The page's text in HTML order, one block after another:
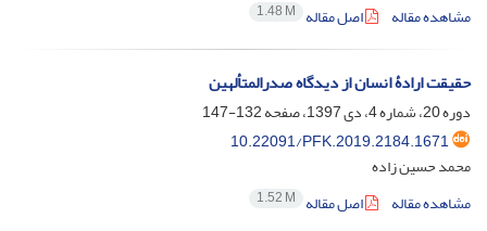
مشاهده مقاله
اصل مقاله 1.48 M
حقیقت ارادۀ انسان از دیدگاه صدرالمتألهین
دوره 20، شماره 4، دی 1397، صفحه
132-147
10.22091/PFK.2019.2184.1671
محمد حسین زاده
مشاهده مقاله
اصل مقاله 1.52 M